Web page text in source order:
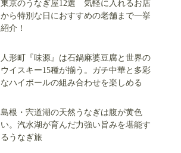
東京のうなぎ屋12選 気軽に入れるお店
から特別な日におすすめの老舗まで一挙
紹介！
人形町『味源』は石鍋麻婆豆腐と世界の
ウイスキー15種が揃う。ガチ中華と多彩
なハイボールの組み合わせを楽しめる
島根・宍道湖の天然うなぎは腹が黄色
い。汽水湖が育んだ力強い旨みを堪能す
るうなぎ旅